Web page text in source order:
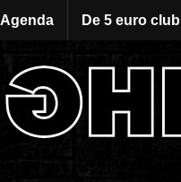
Agenda De 5 euro club